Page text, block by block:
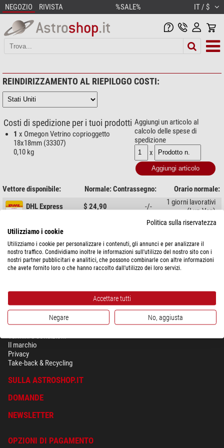
NEGOZIO RIVISTA %SALE% IT / $
REINDIRIZZAMENTO AL RIEPILOGO COSTI:
Costi di spedizione per i tuoi prodotti
1 x Omegon Vetrino coprioggetto
18x18mm (33307)
0,10 kg
Aggiungi un articolo al
calcolo delle spese di
spedizione
x
Vettore disponibile: Normale:Contrassegno:
Orario normale:
DHL Express
$ 24,90 -/-
1 giorni lavorativi
(Lun-Ven)
Mostra il riepilogo completo dei costi di spedizione a seconda del peso
del pacco per il Paese selezionato sopra.
SICUREZZA & PRIVACY
Termini e condizioni
Il marchio
Privacy
Take-back & Recycling
SULLA ASTROSHOP.IT
DOMANDE
NEWSLETTER
OPZIONI DI PAGAMENTO
Politica sulla riservatezza
Utilizziamo i cookie
Utilizziamo i cookie per personalizzare i contenuti, gli annunci e per analizzare il
nostro traffico. Condividiamo inoltre le informazioni sull'utilizzo del nostro sito con i
nostri partner pubblicitari e analitici, che possono combinarle con altre informazioni
che avete fornito loro o che hanno raccolto dall'utilizzo dei loro servizi.
Accettare tutti
Negare No, aggiusta